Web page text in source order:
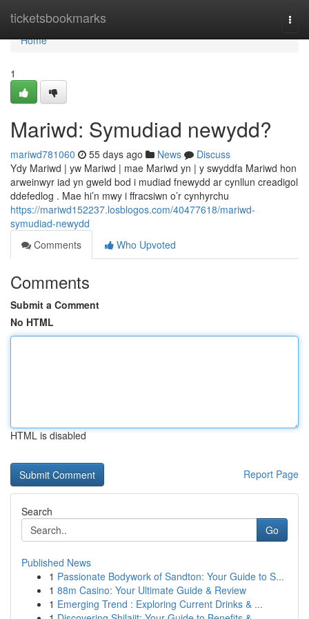
ticketsbookmarks
Home
Home
1
Mariwd: Symudiad newydd?
mariwd781060 55 days ago News
Discuss
Ydy Mariwd | yw Mariwd | mae Mariwd yn | y swyddfa Mariwd hon
arweinwyr iad yn gweld bod i mudiad fnewydd ar cynllun creadigol
ddefedlog . Mae hi’n mwy i ffracsiwn o’r cynhyrchu
https://mariwd152237.losblogos.com/40477618/mariwd-
symudiad-newydd
Comments
Who Upvoted
Comments
Submit a Comment
No HTML
HTML is disabled
Report Page
Search
Go
Published News
1 Passionate Bodywork of Sandton: Your Guide to S...
1 88m Casino: Your Ultimate Guide & Review
1 Emerging Trend : Exploring Current Drinks & ...